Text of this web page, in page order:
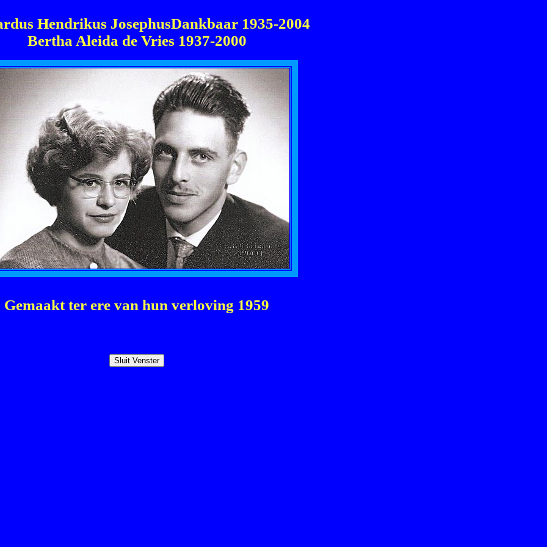
Hendrikus JosephusDankbaar 1935-2004
Bertha Aleida de Vries 1937-2000
Gemaakt ter ere van hun verloving 1959